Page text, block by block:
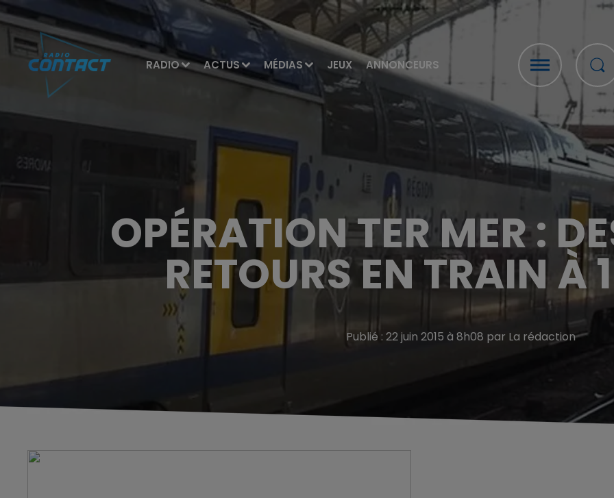
RADIO ACTUS MÉDIAS JEUX ANNONCEURS
OPÉRATION TER MER :
RETOURS EN TRAIN À
Publié : 22 juin 2015 à 8h08 par La rédaction